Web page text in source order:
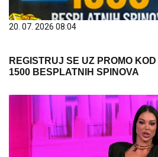
20. 07. 2026 08:04
REGISTRUJ SE UZ PROMO
1500 BESPLATNIH SPINOVA